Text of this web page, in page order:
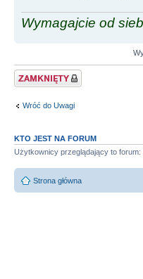
Wymagajcie od
Zablokowany temat
Wróć do Uwagi
KTO JEST NA FORUM
Użytkownicy przeglądający to
Strona główna